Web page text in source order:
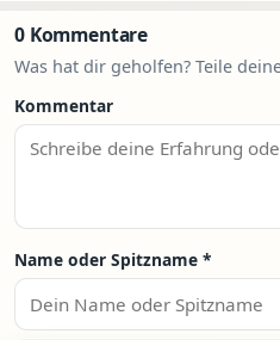
0 Kommentare
Was hat dir geholfen? Teile
Kommentar
Name oder Spitzname *